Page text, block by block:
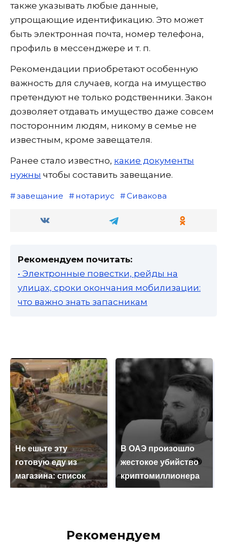
также указывать любые данные,
упрощающие идентификацию. Это может
быть электронная почта, номер телефона,
профиль в мессенджере и т. п.
Рекомендации приобретают особенную
важность для случаев, когда на имущество
претендуют не только родственники. Закон
дозволяет отдавать имущество даже совсем
посторонним людям, никому в семье не
известным, кроме завещателя.
Ранее стало известно, какие документы
нужны чтобы составить завещание.
завещание нотариус Сивакова
Рекомендуем почитать:
• Электронные повестки, рейды на
улицах, сроки окончания мобилизации:
что важно знать запасникам
Не ешьте эту
готовую еду из
магазина: список
В ОАЭ произошло
жестокое убийство
криптомиллионера
Рекомендуем